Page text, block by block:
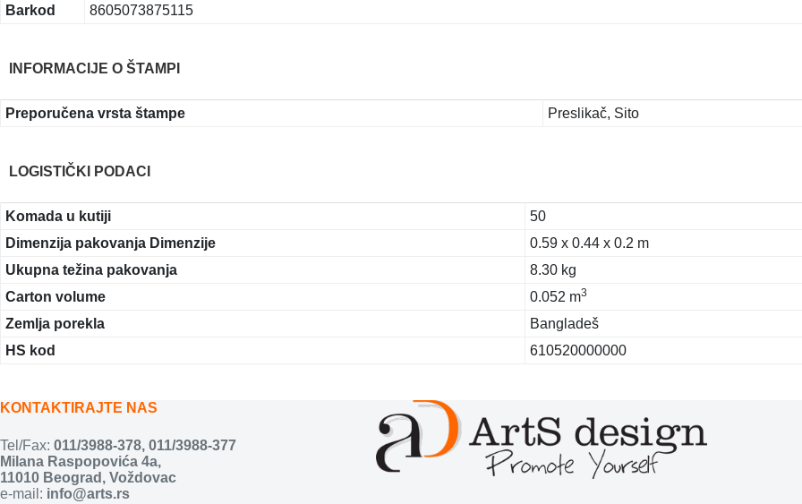
Barkod
8605073875115
INFORMACIJE O ŠTAMPI
Preporučena vrsta štampe Preslikač, Sito
LOGISTIČKI PODACI
Komada u kutiji
50
Dimenzija pakovanja Dimenzije
0.59 x 0.44 x 0.2 m
Ukupna težina pakovanja
8.30 kg
Carton volume
0.052 m3
Zemlja porekla
Bangladeš
HS kod
610520000000
KONTAKTIRAJTE NAS
Tel/Fax: 011/3988-378, 011/3988-377
Milana Raspopovića 4a,
11010 Beograd, Voždovac
e-mail: info@arts.rs